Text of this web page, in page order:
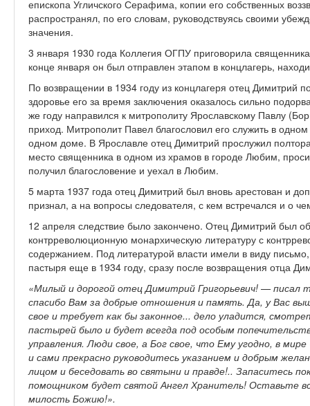
епископа Угличского Серафима, копии его собственных
распространял, по его словам, руководствуясь своими
значения.
3 января 1930 года Коллегия ОГПУ приговорила
конце января он был отправлен этапом в концлагерь,
По возвращении в 1934 году из концлагеря отец Димитрий
здоровье его за время заключения оказалось сильно
же году направился к митрополиту Ярославскому Павлу
приход. Митрополит Павел благословил его служить в
одном доме. В Ярославле отец Димитрий прослужил
место священника в одном из храмов в городе Любим,
получил благословение и уехал в Любим.
5 марта 1937 года отец Димитрий был вновь арестован и
признал, а на вопросы следователя, с кем встречался и о
12 апреля следствие было закончено. Отец Димитрий был
контрреволюционную монархическую литературу с
содержанием. Под литературой власти имели в виду
пастыря еще в 1934 году, сразу после возвращения отца
«Милый и дорогой отец Димитрий Григорьевич! — писал
спасибо Вам за добрые отношения и память. Да, у Вас
свое и требует как бы законное... дело уладится,
пастырей было и будет всегда под особым
управления. Люди свое, а Бог свое, что Ему угодно, в
и сами прекрасно руководитесь указанием и добрым
лицом и беседовать во святыни и правде!.. Запаситесь
помощником будет святой Ангел Хранитель! Оставьте
милость Божию!».